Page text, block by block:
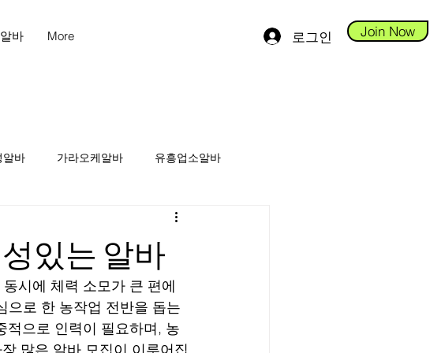
바 More 로그인 Join Now
알바 가라오케알바 유흥업소알바
피알바 테라피구인 테라피1인샵
당진1인샵테라피알바
있는 알바
시에 체력 소모가 큰 편에
으로 한 농작업 전반을 돕는
적으로 인력이 필요하며, 농